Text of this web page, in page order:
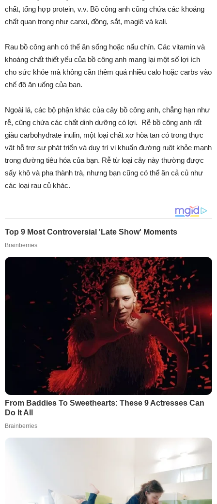
chất, tổng hợp protein, v.v. Bồ công anh cũng chứa các khoáng
chất quan trọng như canxi, đồng, sắt, magiê và kali.
Rau bồ công anh có thể ăn sống hoặc nấu chín. Các vitamin và
khoáng chất thiết yếu của bồ công anh mang lại một số lợi ích
cho sức khỏe mà không cần thêm quá nhiều calo hoặc carbs vào
chế độ ăn uống của bạn.
Ngoài lá, các bộ phận khác của cây bồ công anh, chẳng hạn như
rễ, cũng chứa các chất dinh dưỡng có lợi. Rễ bồ công anh rất
giàu carbohydrate inulin, một loại chất xơ hòa tan có trong thực
vật hỗ trợ sự phát triển và duy trì vi khuẩn đường ruột khỏe mạnh
trong đường tiêu hóa của bạn. Rễ từ loại cây này thường được
sấy khô và pha thành trà, nhưng bạn cũng có thể ăn cả củ như
các loại rau củ khác.